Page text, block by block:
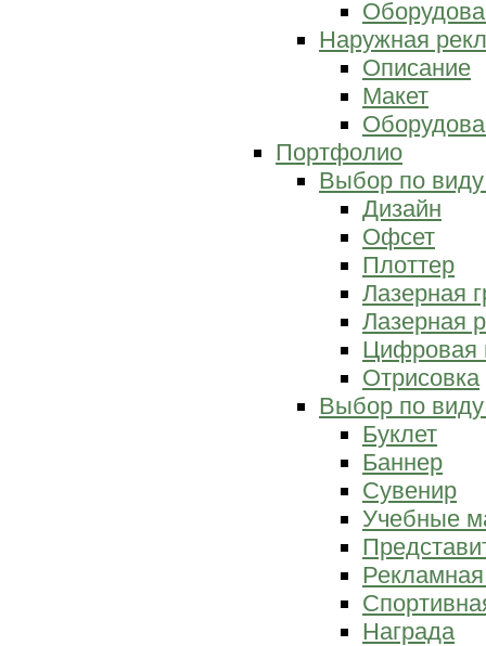
Наружная
Описание
Макет
Портфолио
Выбор по
Дизайн
Офсет
Плоттер
Лазерная
Лазерная
Цифровая
Отрисовка
Выбор по
Буклет
Баннер
Сувенир
Учебные
Награда